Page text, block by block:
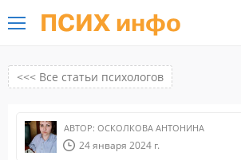
ПСИХ инфо
<<< Все статьи психологов
АВТОР: ОСКОЛКОВА АНТОНИНА
24 января 2024 г.